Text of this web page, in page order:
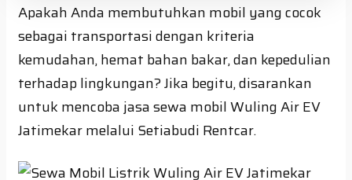
Apakah Anda membutuhkan mobil yang cocok
sebagai transportasi dengan kriteria
kemudahan, hemat bahan bakar, dan kepedulian
terhadap lingkungan? Jika begitu, disarankan
untuk mencoba jasa sewa mobil Wuling Air EV
Jatimekar melalui Setiabudi Rentcar.